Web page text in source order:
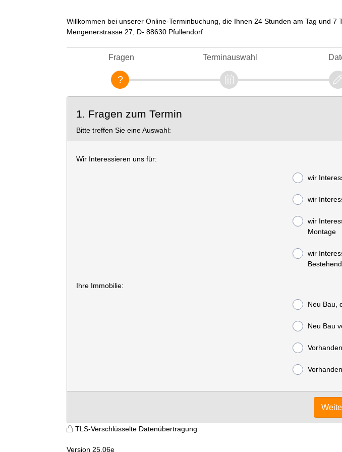
Willkommen bei unserer Online-Terminbuchung, die Ihnen 24 Stunden am Tag und
Mengenerstrasse 27, D- 88630 Pfullendorf
Fragen Terminauswahl
1. Fragen zum Termin
Bitte treffen Sie eine Auswahl:
Wir Interessieren uns für:
wir
wir
wir
Montage
wir
Ihre Immobilie:
Neu Bau,
Neu Bau
TLS-Verschlüsselte Datenübertragung
Version 25.06e